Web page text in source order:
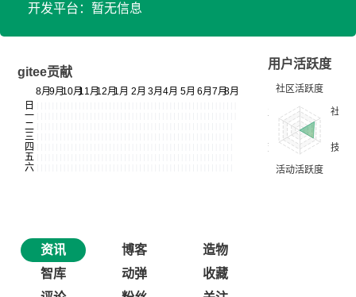
开发平台：暂无信息
gitee贡献
用户活跃度
资讯 博客
造物
智库
动弹
收藏